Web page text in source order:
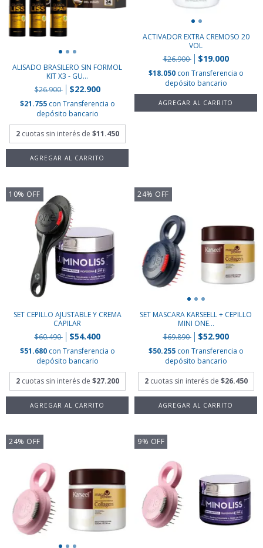
ALISADO BRASILERO SIN FORMOL
KIT X3 - GU...
$26.900
$22.900
$21.755 con Transferencia o
depósito bancario
2 cuotas sin interés de $11.450
ACTIVADOR EXTRA CREMOSO 20
VOL
$26.900
$19.000
$18.050 con Transferencia o
depósito bancario
10% OFF
SET CEPILLO AJUSTABLE Y CREMA
CAPILAR
$60.490
$54.400
$51.680 con Transferencia o
depósito bancario
2 cuotas sin interés de $27.200
24% OFF
SET MASCARA KARSEELL + CEPILLO
MINI ONE...
$69.890
$52.900
$50.255 con Transferencia o
depósito bancario
2 cuotas sin interés de $26.450
24% OFF 9% OFF